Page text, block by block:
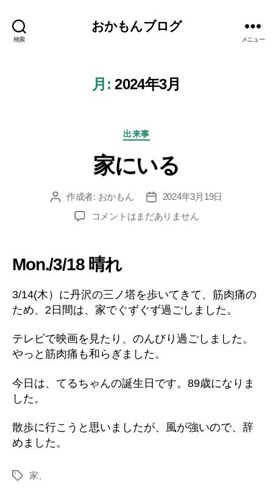
検索
おかもんブログ
メニュー
月: 2024年3月
カ
ゴ
リ
出来事
家にいる
投 作成者: おかもん
投
稿
日
2024年3月19日
家
る
へ
コメントはまだありません
Mon./3/18 晴れ
3/14(木）に丹沢の三ノ塔を歩いてきて、筋肉痛の
ため、2日間は、家でぐずぐず過ごしました。
テレビで映画を見たり、のんびり過ごしました。
やっと筋肉痛も和らぎました。
今日は、てるちゃんの誕生日です。89歳になりま
した。
散歩に行こうと思いましたが、風が強いので、辞
めました。
タ
家、